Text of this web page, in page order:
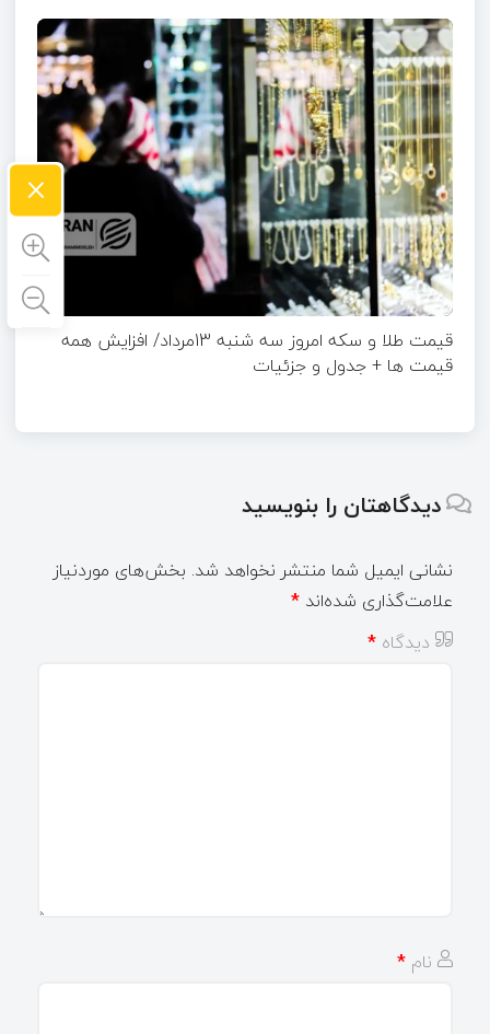
قیمت طلا و سکه امروز سه شنبه 13مرداد/ افزایش همه
قیمت ها + جدول و جزئیات
دیدگاهتان را بنویسید
نشانی ایمیل شما منتشر نخواهد شد. بخش‌های موردنیاز
علامت‌گذاری شده‌اند *
دیدگاه *
نام *
×